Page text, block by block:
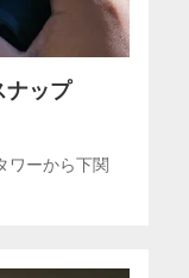
ナップ
ワーから下関